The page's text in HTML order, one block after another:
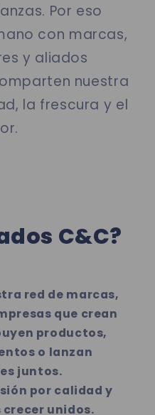
Por eso
con marcas,
y aliados
nuestra
la frescura y el
C&C?
red de marcas,
que crean
productos,
o lanzan
juntos.
por calidad y
unidos.